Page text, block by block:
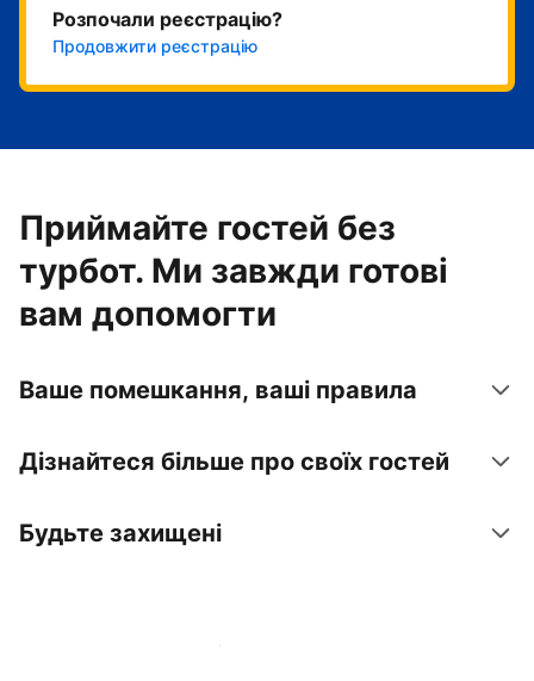
Розпочали реєстрацію?
Продовжити реєстрацію
Приймайте гостей без
турбот. Ми завжди готові
вам допомогти
Ваше помешкання, ваші правила
Дізнайтеся більше про своїх гостей
Будьте захищені
Зареєструвати помешкання вже зараз